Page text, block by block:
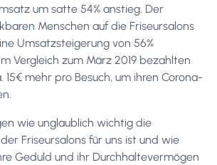
um satte 54% anstieg. Der
Menschen auf die Friseursalons
Umsatzsteigerung von 56%
Vergleich zum März 2019 bezahlten
15€ mehr pro Besuch, um ihren Corona-
wie unglaublich wichtig die
Friseursalons für uns ist und wie
Geduld und ihr Durchhaltevermögen